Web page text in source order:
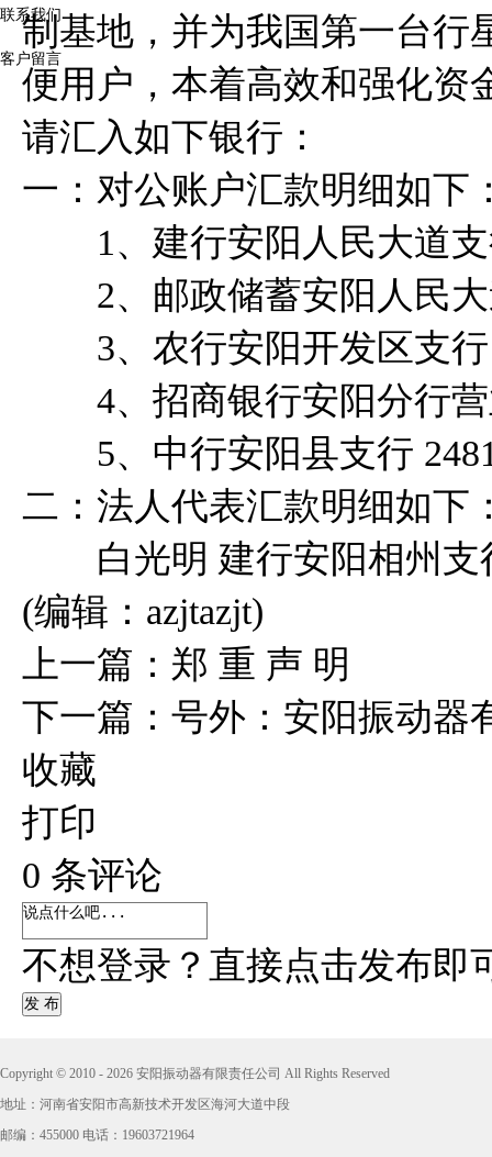
联系我们
客户留言
制基地，并为我国第一台行
便用户，本着高效和强化资
请汇入如下银行：
一：对公账户汇款明细如下
1、建行安阳人民大道支
2、邮政储蓄安阳人民大
3、农行安阳开发区支行
4、招商银行安阳分行营
5、中行安阳县支行 2481
二：法人代表汇款明细如下
白光明 建行安阳相州支行
(编辑：azjtazjt)
上一篇： 郑 重 声 明
下一篇： 号外：安阳振动器
收藏
打印
0 条评论
不想登录？直接点击发布即
发 布
Copyright © 2010 - 2026 安阳振动器有限责任公司 All Rights Reserved
地址：河南省安阳市高新技术开发区海河大道中段
邮编：455000 电话：19603721964